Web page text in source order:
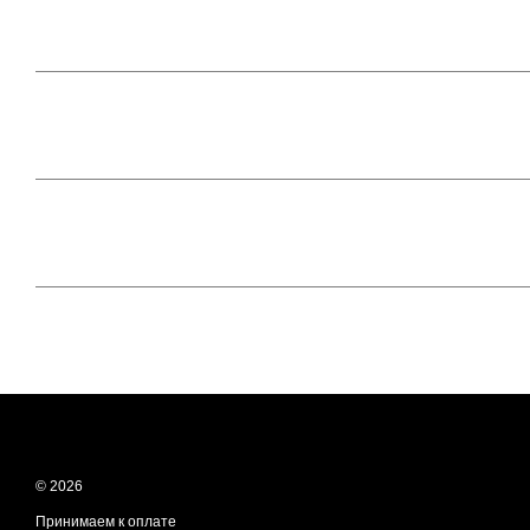
© 2026
Принимаем к оплате